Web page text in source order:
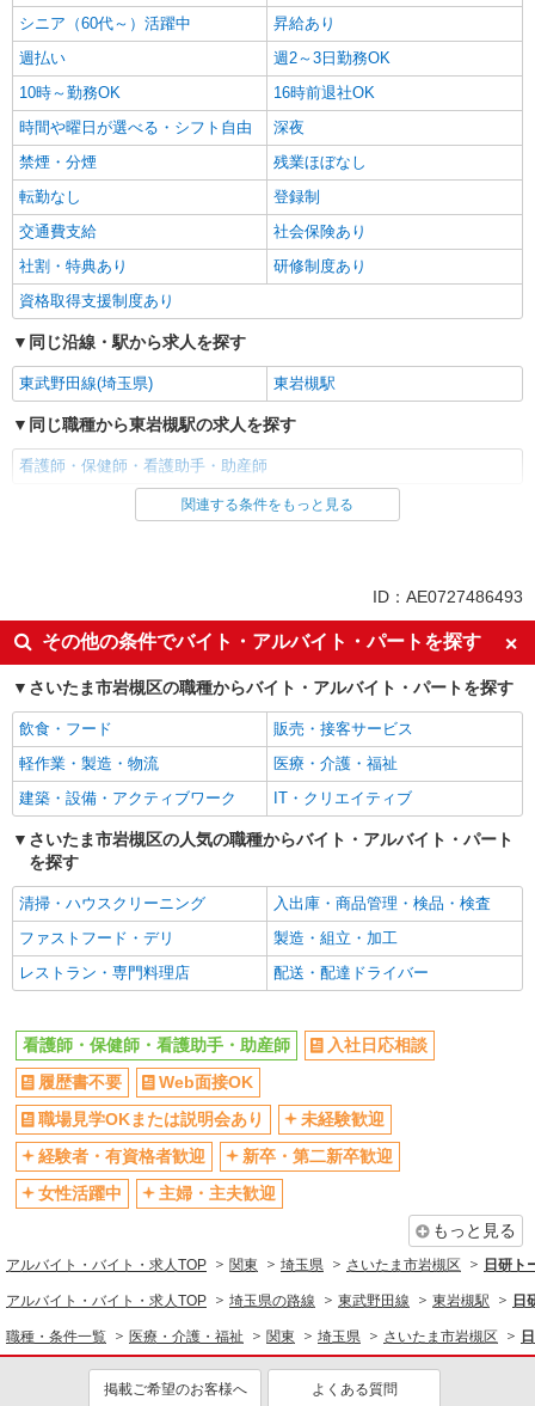
シニア（60代～）活躍中
昇給あり
週払い
週2～3日勤務OK
10時～勤務OK
16時前退社OK
時間や曜日が選べる・シフト自由
深夜
禁煙・分煙
残業ほぼなし
転勤なし
登録制
交通費支給
社会保険あり
社割・特典あり
研修制度あり
資格取得支援制度あり
同じ沿線・駅から求人を探す
東武野田線(埼玉県) 東岩槻駅
同じ職種から東岩槻駅の求人を探す
看護師・保健師・看護助手・助産師
同じ雇用形態から東岩槻駅の求人を探す
同じ特徴から東岩槻駅の求人を探す
入社日応相談
履歴書不要
Web面接OK
職場見学OKまたは説明会あり
未経験歓迎
経験者・有資格者歓迎
新卒・第二新卒歓迎
女性活躍中
主婦・主夫歓迎
フリーター歓迎
学歴不問
ブランクOK
ミドル（40代～）活躍中
シニア（60代～）活躍中
昇給あり
週払い
週2～3日勤務OK
10時～勤務OK
16時前退社OK
禁煙・分煙
残業ほぼなし
転勤なし
交通費支給
社会保険あり
社割・特典あり
研修制度あり
資格取得支援制度あり
医療・介護・福祉
看護師・保健師・看護助手・助産師
同じ特徴から求人を探す
ミドル（40代～）活躍中
関連する条件をもっと見る
ID：AE0727486493
その他の条件でバイト・アルバイト・パートを探す
さいたま市岩槻区の職種からバイト・アルバイト・パートを探す
飲食・フード
販売・接客サービス
軽作業・製造・物流
医療・介護・福祉
建築・設備・アクティブワーク
IT・クリエイティブ
さいたま市岩槻区の人気の職種からバイト・アルバイト・パート
を探す
清掃・ハウスクリーニング
入出庫・商品管理・検品・検査
ファストフード・デリ
製造・組立・加工
レストラン・専門料理店
配送・配達ドライバー
看護師・保健師・看護助手・助産師
入社日応相談
履歴書不要
Web面接OK
職場見学OKまたは説明会あり
未経験歓迎
経験者・有資格者歓迎
新卒・第二新卒歓迎
女性活躍中
主婦・主夫歓迎
もっと見る
アルバイト・バイト・求人TOP 関東 埼玉県 さいたま市岩槻区 日研ト
アルバイト・バイト・求人TOP 埼玉県の路線 東武野田線 東岩槻駅 日
職種・条件一覧 医療・介護・福祉 関東 埼玉県 さいたま市岩槻区
掲載ご希望のお客様へ よくある質問